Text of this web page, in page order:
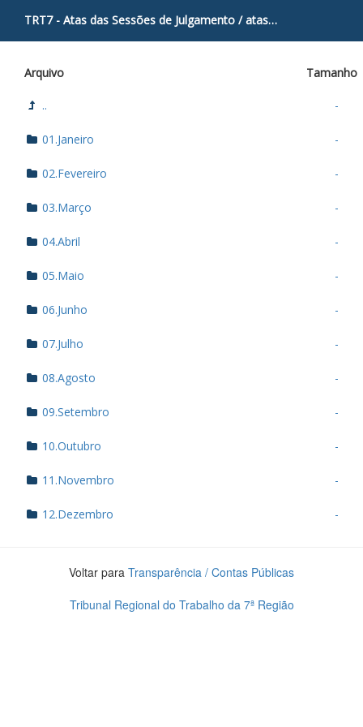
TRT7 - Atas das Sessões de Julgamento / atas /
Arquivo Tamanho
.. -
01.Janeiro -
02.Fevereiro -
03.Março -
04.Abril -
05.Maio -
06.Junho -
07.Julho -
08.Agosto -
09.Setembro -
10.Outubro -
11.Novembro -
12.Dezembro -
Voltar para Transparência / Contas Públicas
Tribunal Regional do Trabalho da 7ª Região